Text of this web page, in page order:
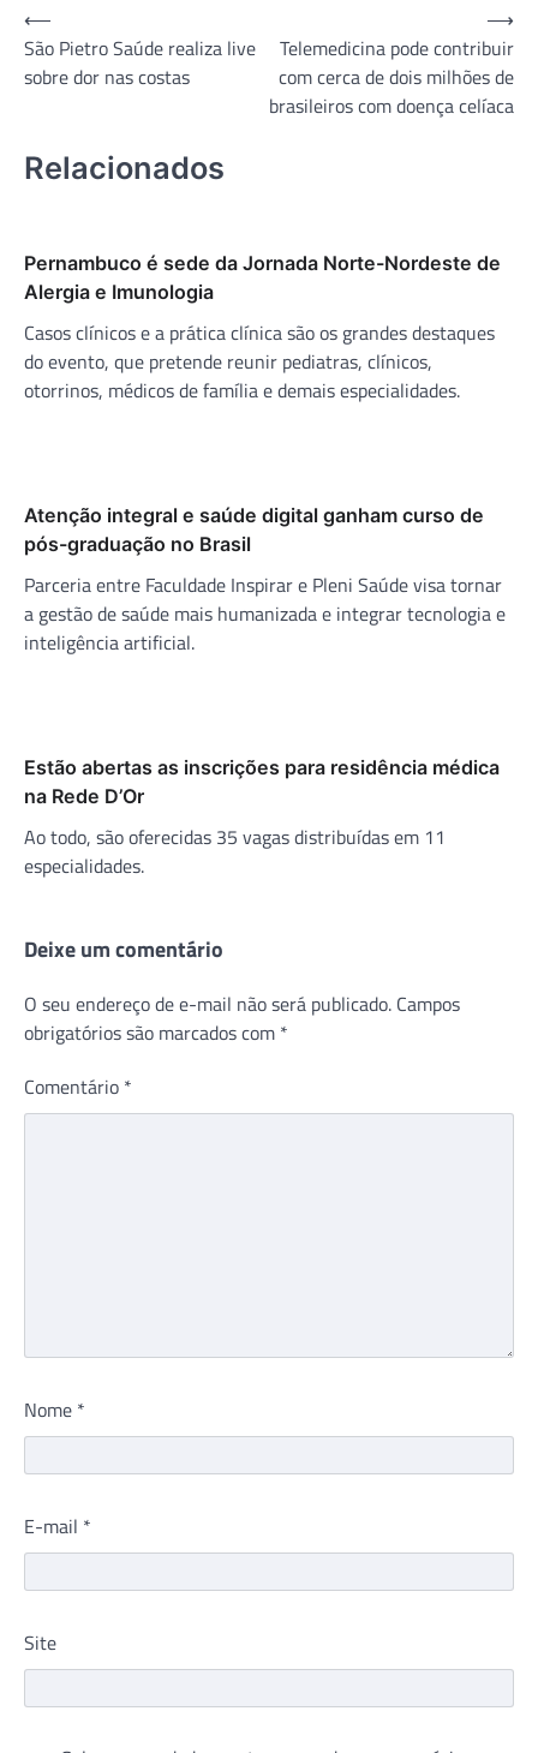
Navegação
de
Post
⟵
São Pietro Saúde realiza live
sobre dor nas costas
Telemedicina pode contribuir
com cerca de dois milhões de
brasileiros com doença celíaca
⟶
Relacionados
Pernambuco é sede da Jornada Norte-Nordeste de
Alergia e Imunologia
Casos clínicos e a prática clínica são os grandes destaques
do evento, que pretende reunir pediatras, clínicos,
otorrinos, médicos de família e demais especialidades.
Atenção integral e saúde digital ganham curso de
pós-graduação no Brasil
Parceria entre Faculdade Inspirar e Pleni Saúde visa tornar
a gestão de saúde mais humanizada e integrar tecnologia e
inteligência artificial.
Estão abertas as inscrições para residência médica
na Rede D’Or
Ao todo, são oferecidas 35 vagas distribuídas em 11
especialidades.
Deixe um comentário
O seu endereço de e-mail não será publicado. Campos
obrigatórios são marcados com *
Comentário *
Nome *
E-mail *
Site